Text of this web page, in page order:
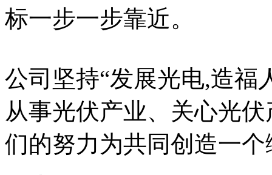
标一步一步靠近。
公司坚持“发展光电,造福
从事光伏产业、关心光
们的努力为共同创造一